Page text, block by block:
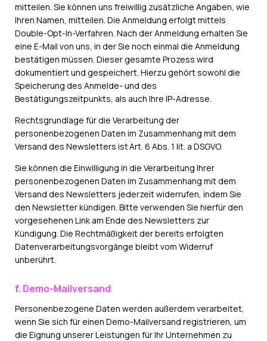
mitteilen. Sie können uns freiwillig zusätzliche Angaben, wie
Ihren Namen, mitteilen. Die Anmeldung erfolgt mittels
Double-Opt-In-Verfahren. Nach der Anmeldung erhalten Sie
eine E-Mail von uns, in der Sie noch einmal die Anmeldung
bestätigen müssen. Dieser gesamte Prozess wird
dokumentiert und gespeichert. Hierzu gehört sowohl die
Speicherung des Anmelde- und des
Bestätigungszeitpunkts, als auch Ihre IP-Adresse.
Rechtsgrundlage für die Verarbeitung der
personenbezogenen Daten im Zusammenhang mit dem
Versand des Newsletters ist Art. 6 Abs. 1 lit. a DSGVO.
Sie können die Einwilligung in die Verarbeitung Ihrer
personenbezogenen Daten im Zusammenhang mit dem
Versand des Newsletters jederzeit widerrufen, indem Sie
den Newsletter kündigen. Bitte verwenden Sie hierfür den
vorgesehenen Link am Ende des Newsletters zur
Kündigung. Die Rechtmäßigkeit der bereits erfolgten
Datenverarbeitungsvorgänge bleibt vom Widerruf
unberührt.
f. Demo-Mailversand
Personenbezogene Daten werden außerdem verarbeitet,
wenn Sie sich für einen Demo-Mailversand registrieren, um
die Eignung unserer Leistungen für Ihr Unternehmen zu